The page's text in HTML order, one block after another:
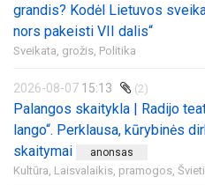
grandis? Kodėl Lietuvos
nors pakeisti VII dalis“
Sveikata, grožis, Politika
2026-08-07 15:13 (2)
Palangos skaitykla | Radijo
lango“. Perklausa, kūrybinės
skaitymai
anonsas
Kultūra, Laisvalaikis, pramogos,